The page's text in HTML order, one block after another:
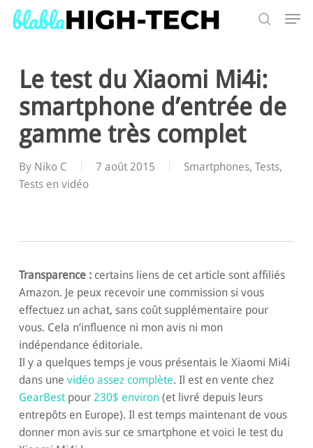
Skip
Le test du Xiaomi Mi4i:
smartphone d’entrée de
gamme très complet
By Niko C 7 août 2015 Smartphones, Tests,
Tests en vidéo
Transparence :certains liens de cet article sont affiliés
Amazon. Je peux recevoir une commission si vous
effectuez un achat, sans coût supplémentaire pour
vous. Cela n’influence ni mon avis ni mon
indépendance éditoriale.
Il y a quelques temps je vous présentais le Xiaomi Mi4i
dans une vidéo assez complète. Il est en vente chez
GearBestpour 230$ environ(et livré depuis leurs
entrepôts en Europe). Il est temps maintenant de vous
donner mon avis sur ce smartphone et voici le test du